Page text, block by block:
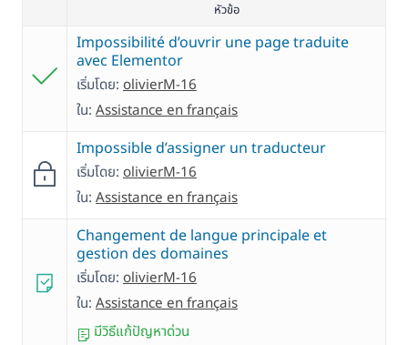
หัวข้อ
Impossibilité d’ouvrir une page traduite
avec Elementor
เริ่มโดย: olivierM-16
ใน: Assistance en français
Impossible d’assigner un traducteur
เริ่มโดย: olivierM-16
ใน: Assistance en français
Changement de langue principale et
gestion des domaines
เริ่มโดย: olivierM-16
ใน: Assistance en français
มีวิธีแก้ปัญหาด่วน